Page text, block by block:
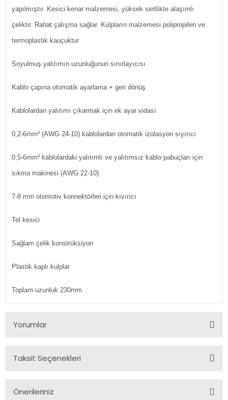
yapılmıştır. Kesici kenar malzemesi, yüksek sertlikte alaşımlı
çeliktir. Rahat çalışma sağlar. Kulpların malzemesi polipropilen ve
termoplastik kauçuktur
Soyulmuş yalıtımın uzunluğunun sınırlayıcısı
Kablo çapına otomatik ayarlama + geri dönüş
Kablolardan yalıtımı çıkarmak için ek ayar vidası
0,2-6mm² (AWG 24-10) kablolardan otomatik izolasyon sıyırıcı
0,5-6mm² kablolardaki yalıtımlı ve yalıtımsız kablo pabuçları için
sıkma makinesi (AWG 22-10)
7-8 mm otomotiv konnektörleri için kıvırıcı
Tel kesici
Sağlam çelik konstrüksiyon
Plastik kaplı kulplar
Toplam uzunluk 230mm
Yorumlar
Taksit Seçenekleri
Önerileriniz